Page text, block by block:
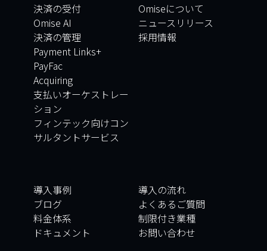
決済の受付
Omise AI
決済の管理
Payment Links+
PayFac
Acquiring
支払いオーケストレー
ション
フィンテック向けコン
サルタントサービス
Omiseについて
ニュースリリース
採用情報
導入事例
ブログ
料金体系
ドキュメント
導入の流れ
よくあるご質問
制限付き業種
お問い合わせ